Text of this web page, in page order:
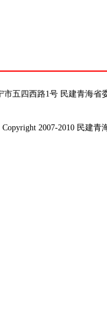
五四西路1号 民建青海省
Copyright 2007-2010 民建